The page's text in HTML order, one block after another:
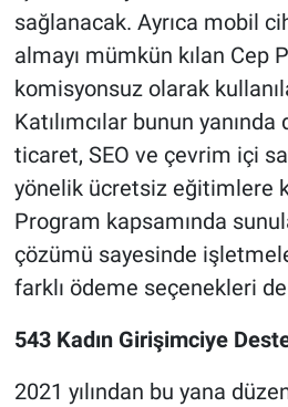
sağlanacak. Ayrıca mobil
almayı mümkün kılan Cep
komisyonsuz olarak
Katılımcılar bunun
ticaret, SEO ve çevrim içi
yönelik ücretsiz eğitimlere
Program kapsamında
çözümü sayesinde
farklı ödeme seçenekleri
543 Kadın Girişimciye
2021 yılından bu yana